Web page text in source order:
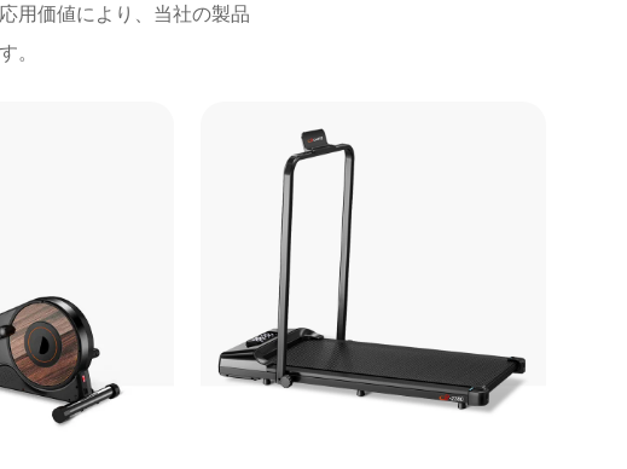
用価値により、当社の製品
。